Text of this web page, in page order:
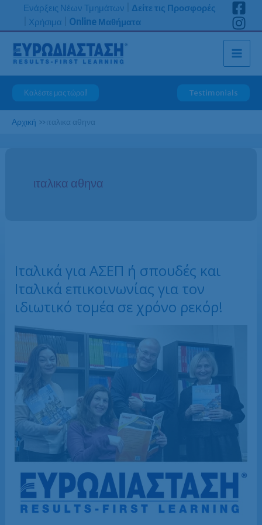
Μετάβαση
περιεχόμενο
Ενάρξεις Νέων Τμημάτων
Δείτε τις Προσφορές
Χρήσιμα Online Μαθήματα
Καλέστε μας τώρα! Testimonials
Αρχική »ιταλικα αθηνα
ιταλικα αθηνα
Ιταλικά για ΑΣΕΠ ή σπουδές και
Ιταλικά επικοινωνίας για τον
ιδιωτικό τομέα σε χρόνο ρεκόρ!